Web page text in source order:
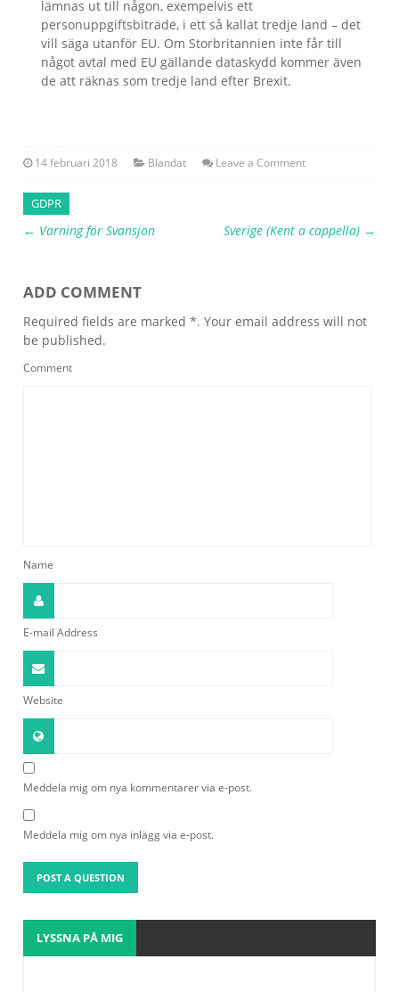
lämnas ut till någon, exempelvis ett
personuppgiftsbiträde, i ett så kallat tredje land – det
vill säga utanför EU. Om Storbritannien inte får till
något avtal med EU gällande dataskydd kommer även
de att räknas som tredje land efter Brexit.
14 februari 2018 Blandat Leave a Comment
GDPR
← Varning för Svansjön Sverige (Kent a cappella) →
ADD COMMENT
Required fields are marked *. Your email address will not
be published.
Comment
Name
E-mail Address
Website
Meddela mig om nya kommentarer via e-post.
Meddela mig om nya inlägg via e-post.
LYSSNA PÅ MIG